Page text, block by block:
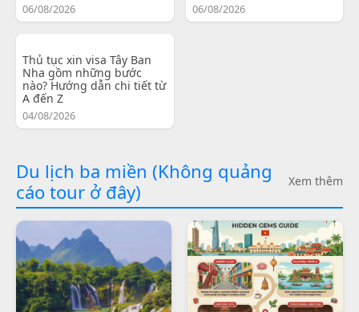
06/08/2026 06/08/2026
Thủ tục xin visa Tây Ban
Nha gồm những bước
nào? Hướng dẫn chi tiết từ
A đến Z
04/08/2026
Du lịch ba miền (Không quảng
cáo tour ở đây)
Xem thêm